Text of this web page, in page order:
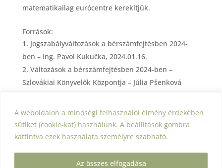
A weboldalon a minőségi felhasználói élmény érdekében
sütiket (cookie-kat) használunk. A beállítások gombra
kattintva ezek használata személyre szabható.
Az összes elfogadása
matematikailag eurócentre kerekítjük.
Források:
Jogszabályváltozások a bérszámfejtésben 2024-
ben – Ing. Pavol Kukučka, 2024.01.16.
Változások a bérszámfejtésben 2024-ben –
Szlovákiai Könyvelők Központja – Júlia Pšenková
balicek-meni-dane-odvody-poplatky-2024
311/2001 Z.z. Zákonník práce v znení neskorších
predpisov